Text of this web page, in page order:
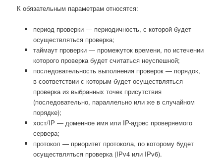
К обязательным параметрам относятся:
период проверки — периодичность, с которой будет
осуществляться проверка;
таймаут проверки — промежуток времени, по истечении
которого проверка будет считаться неуспешной;
последовательность выполнения проверок — порядок,
в соответствии с которым будет осуществляться
проверка из выбранных точек присутствия
(последовательно, параллельно или же в случайном
порядке);
хост/IP — доменное имя или IP-адрес проверяемого
сервера;
протокол — приоритет протокола, по которому будет
осуществляться проверка (IPv4 или IPv6).